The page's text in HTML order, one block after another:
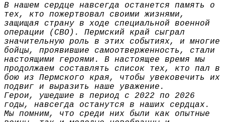
В нашем сердце навсегда останется память о
тех, кто пожертвовал своими жизнями,
защищая страну в ходе специальной военной
операции (СВО). Пермский край сыграл
значительную роль в этих событиях, и многие
бойцы, проявившие самоотверженность, стали
настоящими героями. В настоящее время мы
продолжаем составлять список тех, кто пал в
бою из Пермского края, чтобы увековечить их
подвиг и выразить наше уважение.
Герои, ушедшие в период с 2022 по 2026
годы, навсегда останутся в наших сердцах.
Мы помним, что среди них были как опытные